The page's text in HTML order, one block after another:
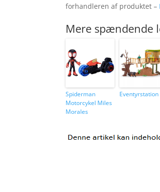
forhandleren af produktet –
Mere spændende
Spiderman
Motorcykel Miles
Morales
Eventyrstation